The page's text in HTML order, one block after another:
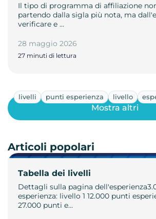
Il tipo di programma di affiliazione
partendo dalla sigla più nota, ma
verificare e …
28 maggio 2026
27 minuti di lettura
livelli punti esperienza livello
Tabella dei livelli
Dettagli sulla pagina
esperienza: livello 1 12.000 punti
27.000 punti e…
Mostra altri
Articoli popolari